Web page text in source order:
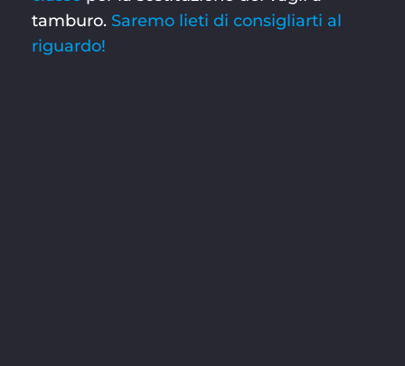
tamburo. Saremo lieti di consigliarti al
riguardo!